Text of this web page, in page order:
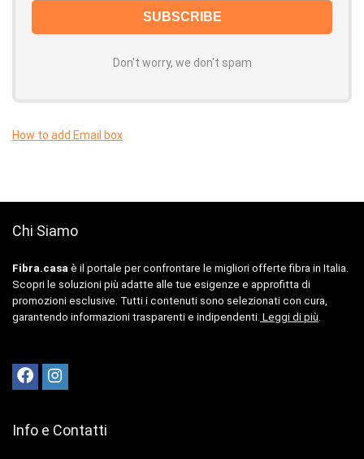
Don't worry, we don't spam
How to add Email box
Chi Siamo
Fibra.casa è il portale per confrontare le migliori offerte fibra in Italia.
Scopri le soluzioni più adatte alle tue esigenze e approfitta di
promozioni esclusive. Tutti i contenuti sono selezionati con cura,
garantendo informazioni trasparenti e indipendenti. Leggi di più.
Info e Contatti